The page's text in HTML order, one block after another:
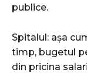
publice.
Spitalul: așa
timp, bugetul
din pricina